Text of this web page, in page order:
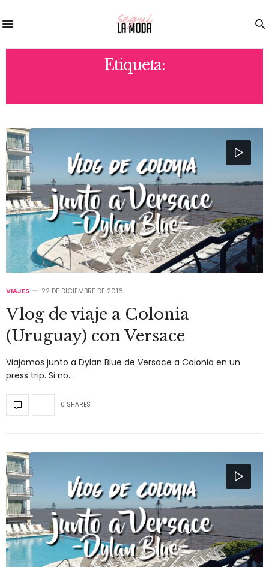
Etiqueta:
VIAJES 22 DE DICIEMBRE DE 2016
Vlog de viaje a Colonia
(Uruguay) con Versace
Viajamos junto a Dylan Blue de Versace a Colonia en un
press trip. Si no…
0 SHARES